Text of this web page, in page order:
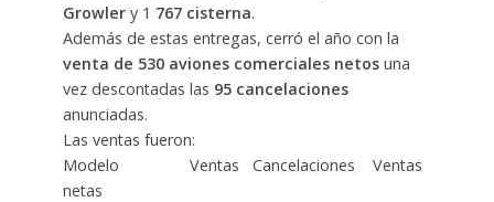
Growlery 1 767 cisterna.
Además de estas entregas, cerró el año con la
venta de 530 aviones comerciales netosuna
vez descontadas las 95 cancelaciones
anunciadas.
Las ventas fueron:
Modelo Ventas Cancelaciones Ventas
netas